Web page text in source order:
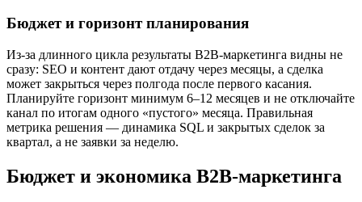
Бюджет и горизонт планирования
Из-за длинного цикла результаты B2B-маркетинга видны не
сразу: SEO и контент дают отдачу через месяцы, а сделка
может закрыться через полгода после первого касания.
Планируйте горизонт минимум 6–12 месяцев и не отключайте
канал по итогам одного «пустого» месяца. Правильная
метрика решения — динамика SQL и закрытых сделок за
квартал, а не заявки за неделю.
Бюджет и экономика B2B-маркетинга